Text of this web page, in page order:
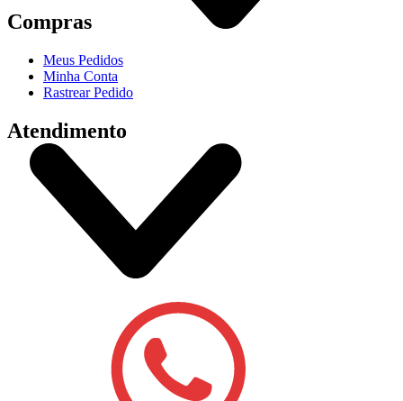
Compras
Meus Pedidos
Minha Conta
Rastrear Pedido
Atendimento